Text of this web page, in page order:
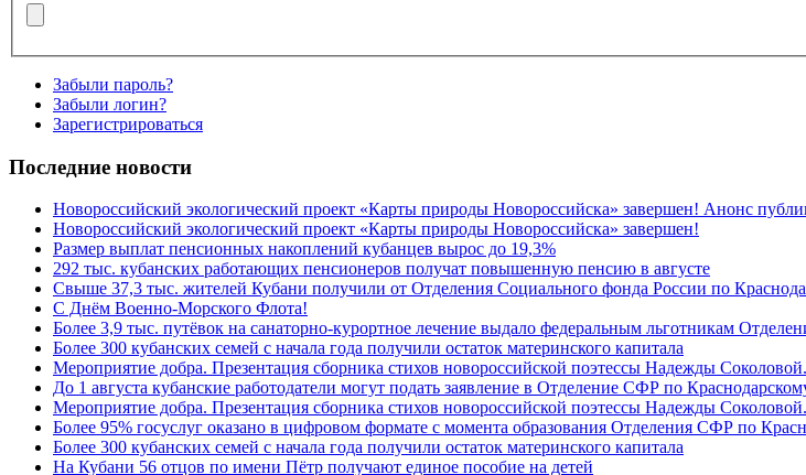
Забыли пароль?
Забыли логин?
Зарегистрироваться
Последние новости
Новороссийский экологический проект «Карты природы Новороссийска» завершен! Анонс
Новороссийский экологический проект «Карты природы Новороссийска» завершен!
Размер выплат пенсионных накоплений кубанцев вырос до 19,3%
292 тыс. кубанских работающих пенсионеров получат повышенную пенсию в августе
Свыше 37,3 тыс. жителей Кубани получили от Отделения Социального фонда России по
C Днём Военно-Морского Флота!
Более 3,9 тыс. путёвок на санаторно-курортное лечение выдало федеральным льготникам
Более 300 кубанских семей с начала года получили остаток материнского капитала
Мероприятие добра. Презентация сборника стихов новороссийской поэтессы Надежды
До 1 августа кубанские работодатели могут подать заявление в Отделение СФР по
Мероприятие добра. Презентация сборника стихов новороссийской поэтессы Надежды Соколовой.
Более 95% госуслуг оказано в цифровом формате с момента образования Отделения СФР по
Более 300 кубанских семей с начала года получили остаток материнского капитала
На Кубани 56 отцов по имени Пётр получают единое пособие на детей